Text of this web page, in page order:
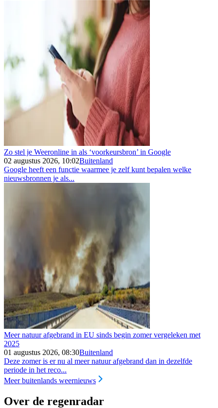
Zo stel je Weeronline in als ‘voorkeursbron’ in Google
02 augustus 2026, 10:02Buitenland
Google heeft een functie waarmee je zelf kunt bepalen welke
nieuwsbronnen je als...
Meer natuur afgebrand in EU sinds begin zomer vergeleken met
2025
01 augustus 2026, 08:30Buitenland
Deze zomer is er nu al meer natuur afgebrand dan in dezelfde
periode in het reco...
Meer buitenlands weernieuws
Over de regenradar